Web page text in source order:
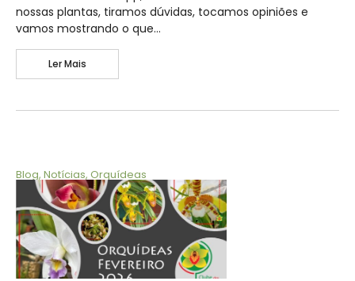
nossas plantas, tiramos dúvidas, tocamos opiniões e
vamos mostrando o que…
Ler Mais
Blog, Notícias, Orquídeas